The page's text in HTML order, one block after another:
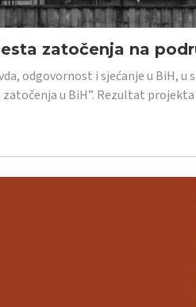
zatočenja na
odgovornost i sjećanje u BiH,
u BiH”. Rezultat